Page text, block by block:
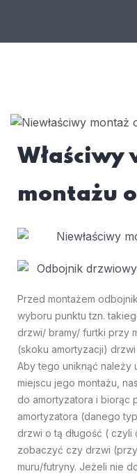
montażu
Przed montażem
wyboru punktu tzn.
drzwi/ bramy/ furtki przy
(skoku amortyzacji)
Aby tego uniknąć należy
miejscu jego montażu,
do amortyzatora i biorąc
amortyzatora (danego
drzwi o tą długość ( czyli
zobaczyć czy drzwi
muru/futryny. Jeżeli nie